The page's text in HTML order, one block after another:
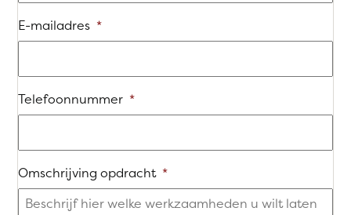
E-mailadres *
Telefoonnummer *
Omschrijving opdracht *